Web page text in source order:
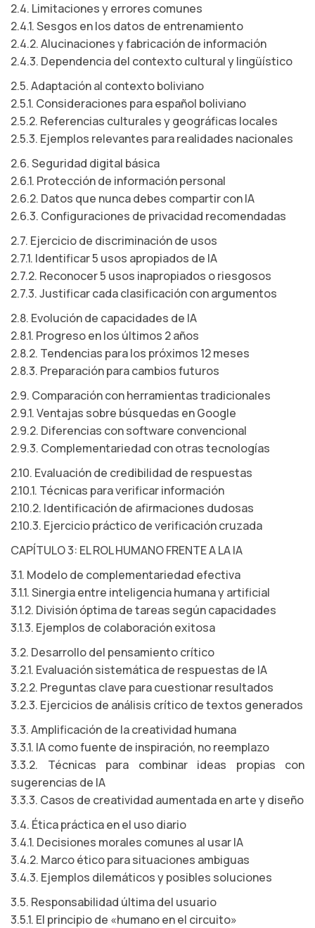
2.4. Limitaciones y errores comunes
2.4.1. Sesgos en los datos de entrenamiento
2.4.2. Alucinaciones y fabricación de información
2.4.3. Dependencia del contexto cultural y lingüístico
2.5. Adaptación al contexto boliviano
2.5.1. Consideraciones para español boliviano
2.5.2. Referencias culturales y geográficas locales
2.5.3. Ejemplos relevantes para realidades nacionales
2.6. Seguridad digital básica
2.6.1. Protección de información personal
2.6.2. Datos que nunca debes compartir con IA
2.6.3. Configuraciones de privacidad recomendadas
2.7. Ejercicio de discriminación de usos
2.7.1. Identificar 5 usos apropiados de IA
2.7.2. Reconocer 5 usos inapropiados o riesgosos
2.7.3. Justificar cada clasificación con argumentos
2.8. Evolución de capacidades de IA
2.8.1. Progreso en los últimos 2 años
2.8.2. Tendencias para los próximos 12 meses
2.8.3. Preparación para cambios futuros
2.9. Comparación con herramientas tradicionales
2.9.1. Ventajas sobre búsquedas en Google
2.9.2. Diferencias con software convencional
2.9.3. Complementariedad con otras tecnologías
2.10. Evaluación de credibilidad de respuestas
2.10.1. Técnicas para verificar información
2.10.2. Identificación de afirmaciones dudosas
2.10.3. Ejercicio práctico de verificación cruzada
CAPÍTULO 3: EL ROL HUMANO FRENTE A LA IA
3.1. Modelo de complementariedad efectiva
3.1.1. Sinergia entre inteligencia humana y artificial
3.1.2. División óptima de tareas según capacidades
3.1.3. Ejemplos de colaboración exitosa
3.2. Desarrollo del pensamiento crítico
3.2.1. Evaluación sistemática de respuestas de IA
3.2.2. Preguntas clave para cuestionar resultados
3.2.3. Ejercicios de análisis crítico de textos generados
3.3. Amplificación de la creatividad humana
3.3.1. IA como fuente de inspiración, no reemplazo
3.3.2. Técnicas para combinar ideas propias con
sugerencias de IA
3.3.3. Casos de creatividad aumentada en arte y diseño
3.4. Ética práctica en el uso diario
3.4.1. Decisiones morales comunes al usar IA
3.4.2. Marco ético para situaciones ambiguas
3.4.3. Ejemplos dilemáticos y posibles soluciones
3.5. Responsabilidad última del usuario
3.5.1. El principio de «humano en el circuito»